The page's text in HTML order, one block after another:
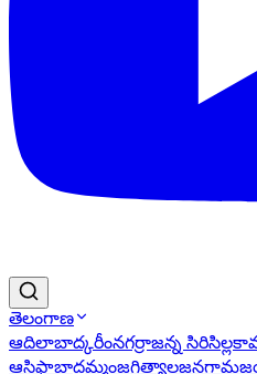
తెలంగాణ
ఆదిలాబాద్కరీంనగర్రాజన్న సిరిసిల్ల
ఆసిఫాబాద్ఖమ్మంజగిత్యాలజనగామ